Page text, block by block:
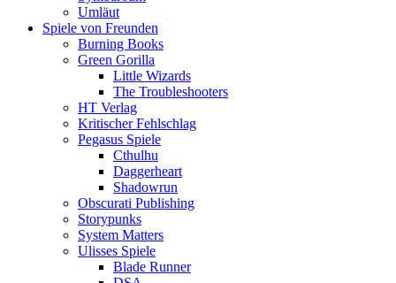
Umläut
Spiele von Freunden
Burning Books
Green Gorilla
Little Wizards
The Troubleshooters
HT Verlag
Kritischer Fehlschlag
Pegasus Spiele
Cthulhu
Daggerheart
Shadowrun
Obscurati Publishing
Storypunks
System Matters
Ulisses Spiele
Blade Runner